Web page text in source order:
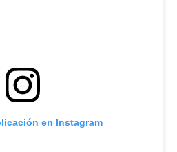
en Instagram